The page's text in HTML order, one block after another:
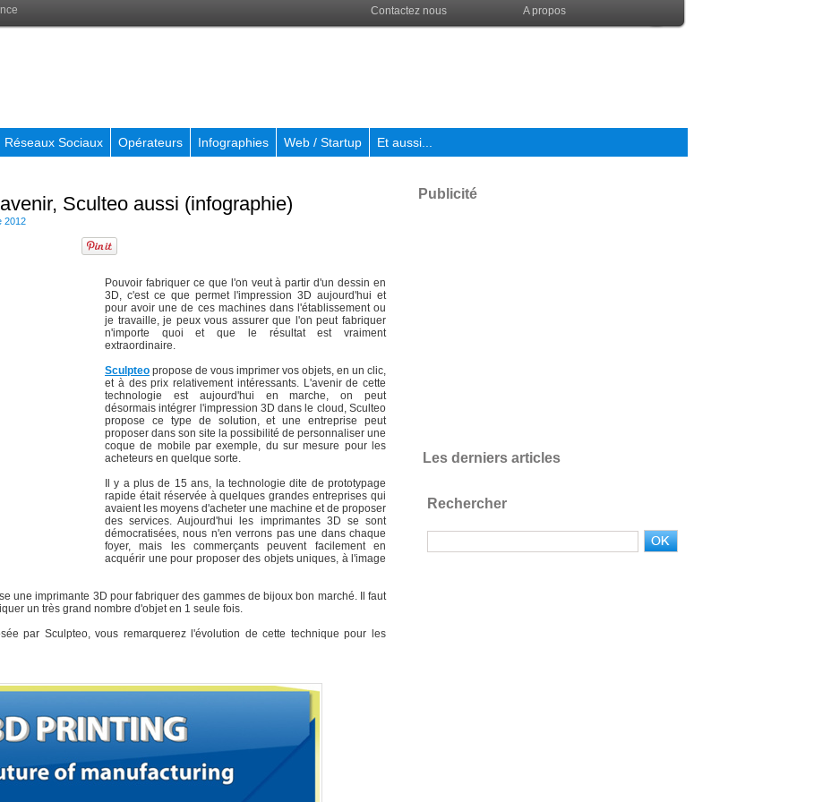
Contactez nous A propos
Réseaux Sociaux Opérateurs Infographies Web / Startup Et aussi...
Sculteo aussi (infographie)
2012
Pouvoir fabriquer ce que l'on veut à partir d'un dessin en
3D, c'est ce que permet l'impression 3D aujourd'hui et
pour avoir une de ces machines dans l'établissement ou
je travaille, je peux vous assurer que l'on peut fabriquer
n'importe quoi et que le résultat est vraiment
extraordinaire.
Sculpteo propose de vous imprimer vos objets, en un clic,
et à des prix relativement intéressants. L'avenir de cette
technologie est aujourd'hui en marche, on peut
désormais intégrer l'impression 3D dans le cloud, Sculteo
propose ce type de solution, et une entreprise peut
proposer dans son site la possibilité de personnaliser une
coque de mobile par exemple, du sur mesure pour les
acheteurs en quelque sorte.
Il y a plus de 15 ans, la technologie dite de prototypage
rapide était réservée à quelques grandes entreprises qui
avaient les moyens d'acheter une machine et de proposer
des services. Aujourd'hui les imprimantes 3D se sont
démocratisées, nous n'en verrons pas une dans chaque
foyer, mais les commerçants peuvent facilement en
acquérir une pour proposer des objets uniques, à l'image
une imprimante 3D pour fabriquer des gammes de bijoux bon marché. Il faut
un très grand nombre d'objet en 1 seule fois.
par Sculpteo, vous remarquerez l'évolution de cette technique pour les
Publicité
Les derniers articles
Rechercher